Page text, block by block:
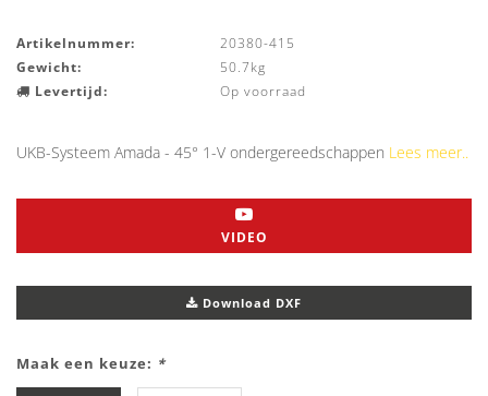
Artikelnummer:
20380-415
Gewicht:
50.7kg
Levertijd:
Op voorraad
UKB-Systeem Amada - 45° 1-V ondergereedschappen Lees meer..
VIDEO
Download DXF
Maak een keuze: *